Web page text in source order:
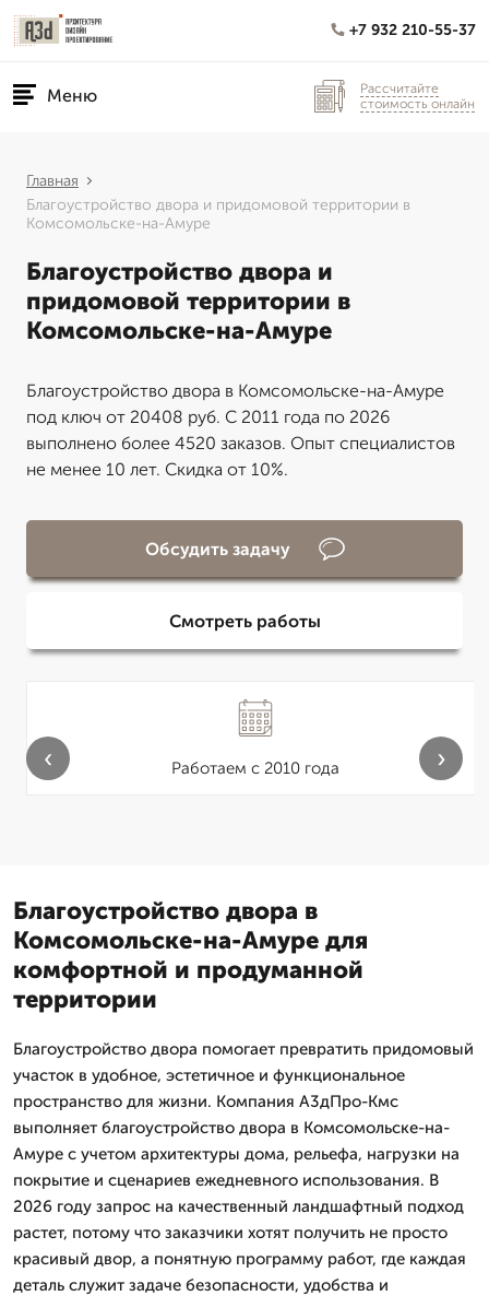
+7 932 210-55-37
Меню
Рассчитайте
стоимость онлайн
Главная
Благоустройство двора и придомовой территории в
Комсомольске-на-Амуре
Благоустройство двора и
придомовой территории в
Комсомольске-на-Амуре
Благоустройство двора в Комсомольске-на-Амуре
под ключ от 20408 руб. С 2011 года по 2026
выполнено более 4520 заказов. Опыт специалистов
не менее 10 лет. Скидка от 10%.
Обсудить задачу
Смотреть работы
Работаем с 2010 года
‹ ›
Благоустройство двора в
Комсомольске-на-Амуре для
комфортной и продуманной
территории
Благоустройство двора помогает превратить придомовый
участок в удобное, эстетичное и функциональное
пространство для жизни. Компания А3дПро-Кмс
выполняет благоустройство двора в Комсомольске-на-
Амуре с учетом архитектуры дома, рельефа, нагрузки на
покрытие и сценариев ежедневного использования. В
2026 году запрос на качественный ландшафтный подход
растет, потому что заказчики хотят получить не просто
красивый двор, а понятную программу работ, где каждая
деталь служит задаче безопасности, удобства и